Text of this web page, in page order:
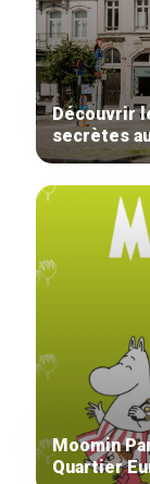
Découvrir
secrètes
Moomin
Quartier